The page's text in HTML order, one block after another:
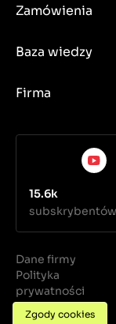
Zamówienia
Baza wiedzy
Firma
15.6k
subskrybentów
Dane firmy
Polityka
prywatności
Regulamin
Zgody cookies